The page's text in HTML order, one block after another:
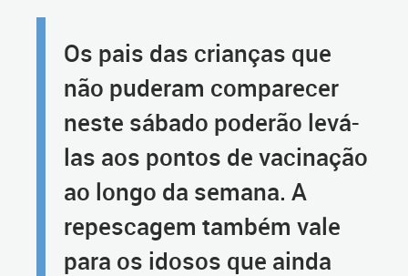
Os pais das crianças que
não puderam comparecer
neste sábado poderão levá-
las aos pontos de vacinação
ao longo da semana. A
repescagem também vale
para os idosos que ainda